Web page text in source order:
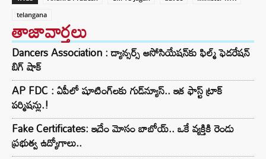
telangana
తాజావార్తలు
Dancers Association : డ్యాన్సర్స్ అసోసియేషన్‌కు ఫిల్మ్ ఫెడరేషన్
బిగ్ షాక్
AP FDC : ఏపీలో షూటింగ్‌లకు గుడ్‌న్యూస్.. ఇక ఫాస్ట్ ట్రాక్
పర్మిషన్లు.!
Fake Certificates: ఇదేం మోసం బాబోయ్.. ఒకే వ్యక్తికి రెండు
ప్రభుత్వ ఉద్యోగాలు..